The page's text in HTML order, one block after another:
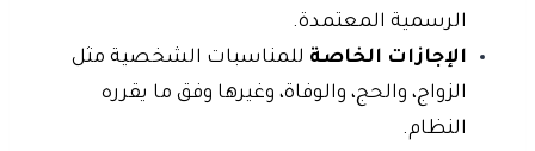
الرسمية المعتمدة.
الإجازات الخاصة للمناسبات الشخصية مثل
الزواج، والحج، والوفاة، وغيرها وفق ما يقرره
النظام.